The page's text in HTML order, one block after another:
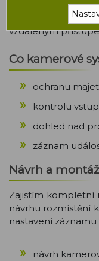
účelu – od
komplexní
vzdáleným
Co kamerové
ochranu
kontrolu
dohled nad
záznam
Návrh a
Zajistím kompletní
návrhu rozmístění
nastavení
návrh